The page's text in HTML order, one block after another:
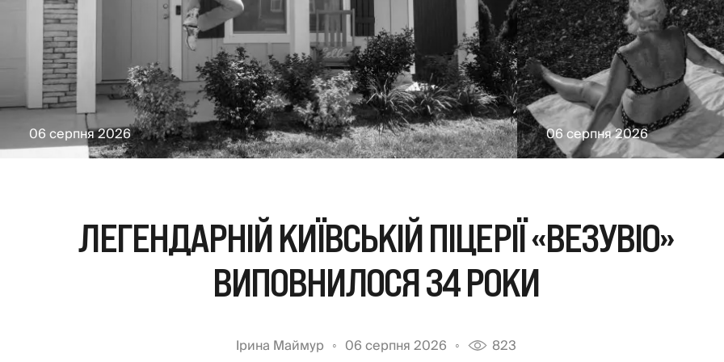
06 серпня 2026 06 серпня 2026
ЛЕГЕНДАРНІЙ КИЇВСЬКІЙ ПІЦЕРІЇ «ВЕЗУВІО»
ВИПОВНИЛОСЯ 34 РОКИ
Ірина Маймур 06 серпня 2026 823